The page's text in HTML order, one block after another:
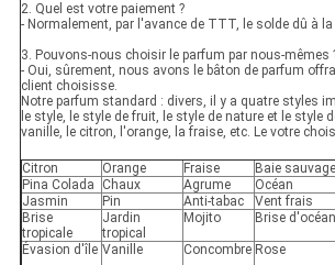
2. Quel est votre paiement ?
- Normalement, par l'avance de TTT, le solde dû à la
3. Pouvons-nous choisir le parfum par nous-mêmes
- Oui, sûrement, nous avons le bâton de parfum
client choisisse.
Notre parfum standard : divers, il y a quatre styles
le style, le style de fruit, le style de nature et le style
vanille, le citron, l'orange, la fraise, etc. Le votre
Citron Orange Fraise Baie sauvage
Pina Colada
Chaux Agrume Océan
Jasmin
Pin Anti-tabac Vent frais
Brise
tropicale
Jardin
tropical
Mojito Brise d'océan
Évasion d'île Vanille Concombre Rose